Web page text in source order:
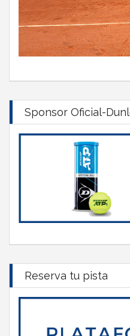
Sponsor Oficial-
Reserva tu pista